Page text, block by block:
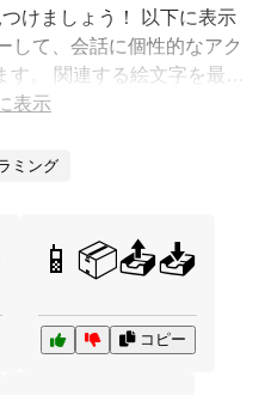
つけましょう！ 以下に表示
して、会話に個性的なアク
す。 関連する絵文字を最も
。さらに多くのオプション
表現する方法を見つけまし
表示
ミング
📱📦📤📥
コピー